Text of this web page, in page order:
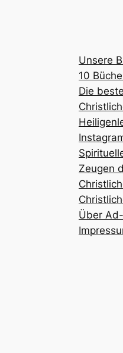
Unsere
10
Die
Zeugen
Über